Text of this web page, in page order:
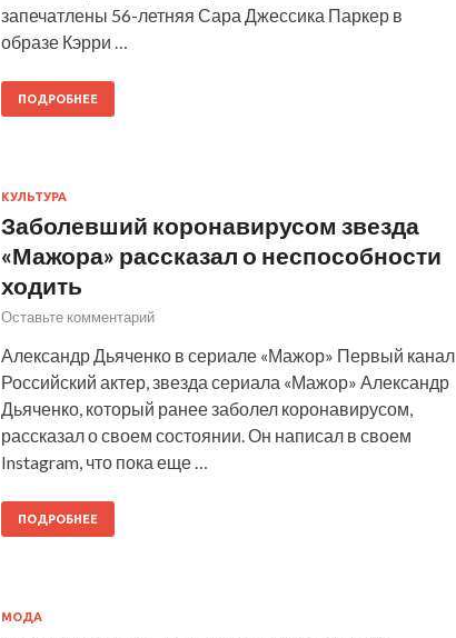
запечатлены 56-летняя Сара Джессика Паркер в
образе Кэрри …
ПОДРОБНЕЕ
КУЛЬТУРА
Заболевший коронавирусом звезда
«Мажора» рассказал о неспособности
ходить
Оставьте комментарий
Александр Дьяченко в сериале «Мажор» Первый канал
Российский актер, звезда сериала «Мажор» Александр
Дьяченко, который ранее заболел коронавирусом,
рассказал о своем состоянии. Он написал в своем
Instagram, что пока еще …
ПОДРОБНЕЕ
МОДА